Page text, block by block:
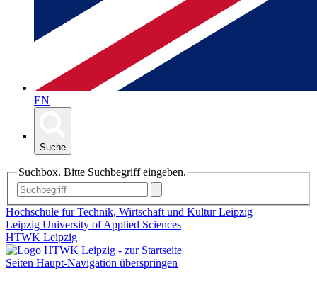
EN
Suche
Suchbox. Bitte Suchbegriff eingeben.
Hochschule für Technik, Wirtschaft und Kultur Leipzig
Leipzig University of Applied Sciences
HTWK Leipzig
Seiten Haupt-Navigation überspringen